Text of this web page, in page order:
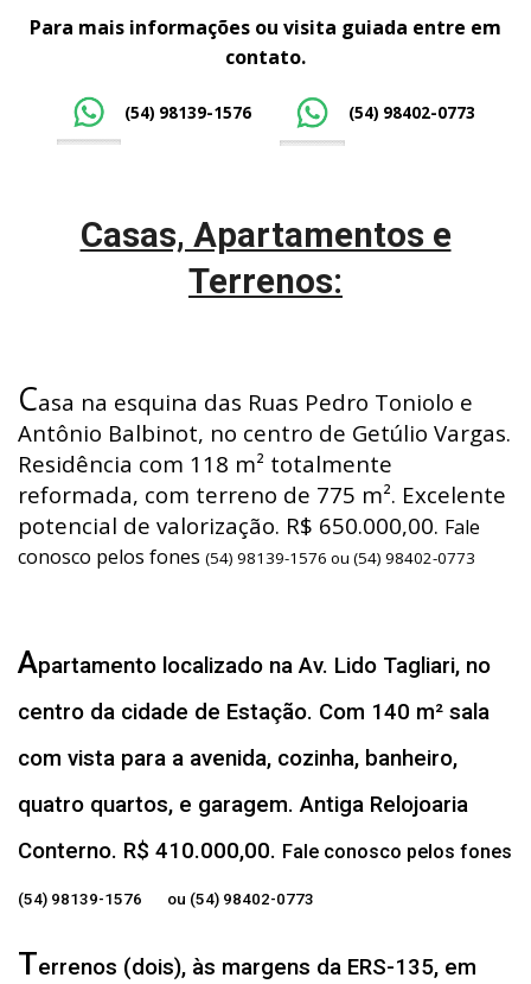
Para mais informações ou visita guiada entre em
contato.
(54) 98139-1576 (54) 98402-0773
Casas, Apartamentos e
Terrenos:
Casa na esquina das Ruas Pedro Toniolo e
Antônio Balbinot, no centro de Getúlio Vargas.
Residência com 118 m² totalmente
reformada, com terreno de 775 m². Excelente
potencial de valorização. R$ 650.000,00. Fale
conosco pelos fones (54) 98139-1576 ou (54) 98402-0773
Apartamento localizado na Av. Lido Tagliari, no
centro da cidade de Estação. Com 140 m² sala
com vista para a avenida, cozinha, banheiro,
quatro quartos, e garagem. Antiga Relojoaria
Conterno. R$ 410.000,00. Fale conosco pelos fones
(54) 98139-1576 ou (54) 98402-0773
Terrenos (dois), às margens da ERS-135, em